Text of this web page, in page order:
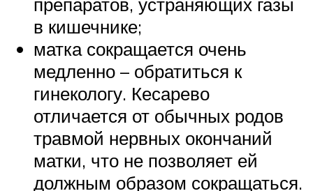
в кишечнике;
матка сокращается очень
медленно – обратиться к
гинекологу. Кесарево
отличается от обычных родов
травмой нервных окончаний
матки, что не позволяет ей
должным образом сокращаться.